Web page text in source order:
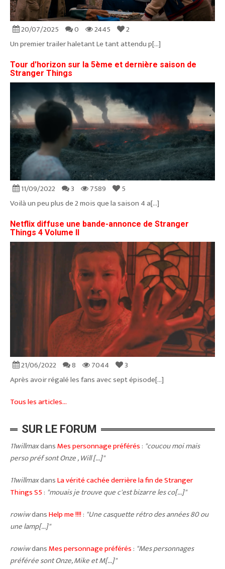
20/07/2025 0 2445
2
Un premier trailer haletant Le tant attendu p[...]
Tour d'horizon sur la 5ème et dernière saison de
Stranger Things
11/09/2022 3 7589
5
Voilà un peu plus de 2 mois que la saison 4 a[...]
Netflix diffuse une bande-annonce de Stranger
Things 4 Volume II
21/06/2022 8 7044
3
Après avoir régalé les fans avec sept épisode[...]
Tous les articles...
SUR LE FORUM
11willmaxdansMes personnage préférés : "coucou moi mais
perso préf sont Onze , Will [...]"
11willmaxdansLa vérité cachée derrière la fin de Stranger
Things S5 : "mouais je trouve que c'est bizarre les co[...]"
rowiwdansHelp me !!!!: "Une casquette rétro des années 80 ou
une lamp[...]"
rowiwdansMes personnage préférés : "Mes personnages
préférée sont Onze, Mike et M[...]"